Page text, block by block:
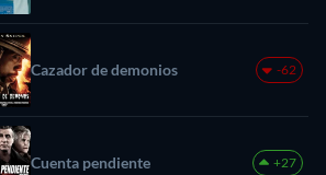
Cazador de demonios -62
Cuenta pendiente +27